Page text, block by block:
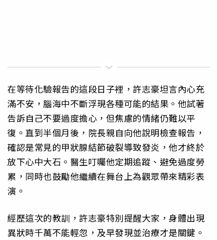
在等待化驗報告的這段日子裡，許志豪坦言內心充
滿不安，腦海中不斷浮現各種可能的結果。他試著
告訴自己不要過度擔心，但焦慮的情緒仍難以平
復。直到半個月後，院長親自向他說明檢查報告，
確認是常見的甲狀腺結節破裂導致發炎，他才終於
放下心中大石。醫生叮囑他定期追蹤、避免過度勞
累，同時也鼓勵他繼續在舞台上為觀眾帶來精彩表
演。
經歷這次的教訓，許志豪特別提醒大家，身體出現
異狀時千萬不能輕忽，及早發現並治療才是關鍵。